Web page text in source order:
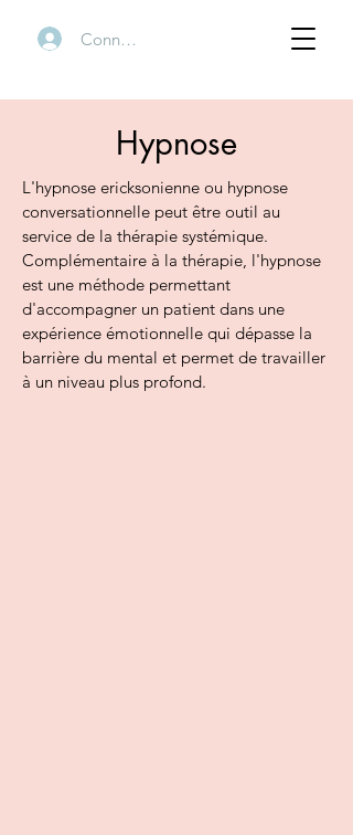
Connexion
Hypnose
L'hypnose ericksonienne ou hypnose
conversationnelle peut être outil au
service de la thérapie systémique.
Complémentaire à la thérapie, l'hypnose
est une méthode permettant
d'accompagner un patient dans une
expérience émotionnelle qui dépasse la
barrière du mental et permet de travailler
à un niveau plus profond.